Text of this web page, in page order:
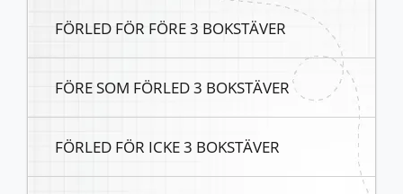
FÖRLED FÖR FÖRE 3 BOKSTÄVER
FÖRE SOM FÖRLED 3 BOKSTÄVER
FÖRLED FÖR ICKE 3 BOKSTÄVER